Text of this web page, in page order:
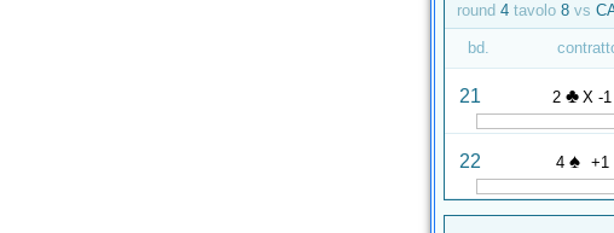
round 4 tavolo 8 vs
bd.
21 2 ♣ X -1
22 4 ♠ +1